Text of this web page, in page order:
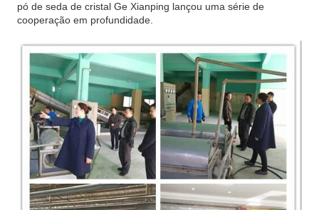
pó de seda de cristal Ge Xianping lançou uma série de
cooperação em profundidade.